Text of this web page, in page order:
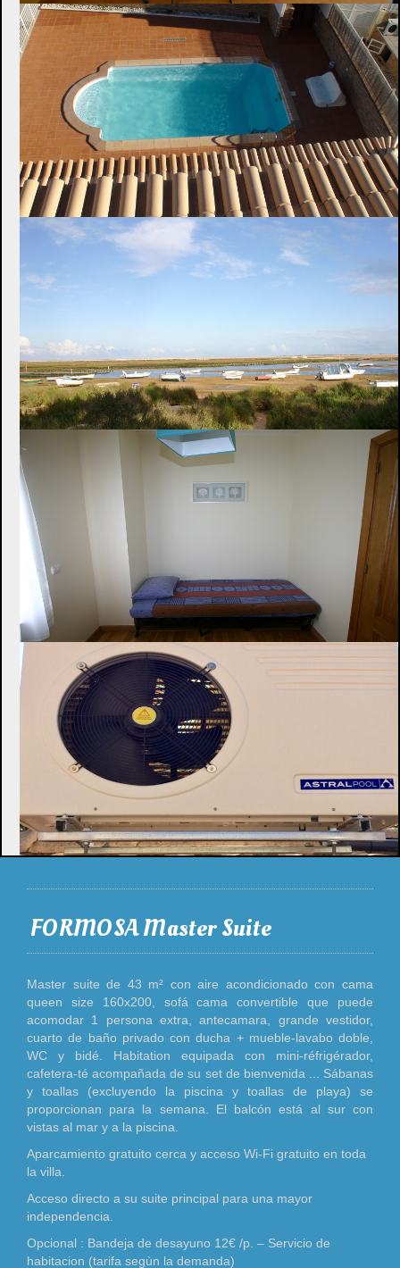
FORMOSA Master Suite
Master suite de 43 m² con aire acondicionado con cama
queen size 160x200, sofá cama convertible que puede
acomodar 1 persona extra, antecamara, grande vestidor,
cuarto de baño privado con ducha + mueble-lavabo doble,
WC y bidé. Habitation equipada con mini-réfrigérador,
cafetera-té acompañada de su set de bienvenida ... Sábanas
y toallas (excluyendo la piscina y toallas de playa) se
proporcionan para la semana. El balcón está al sur con
vistas al mar y a la piscina.
Aparcamiento gratuito cerca y acceso Wi-Fi gratuito en toda
la villa.
Acceso directo a su suite principal para una mayor
independencia.
Opcional : Bandeja de desayuno 12€ /p. – Servicio de
habitacion (tarifa segùn la demanda)